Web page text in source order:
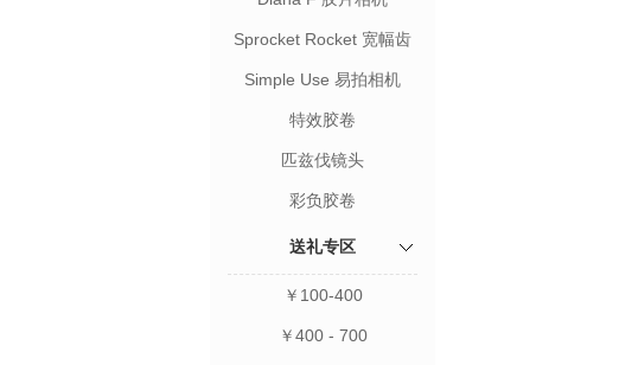
Sprocket Rocket 宽幅齿
Simple Use 易拍相机
特效胶卷
匹兹伐镜头
彩负胶卷
送礼专区
￥100-400
￥400 - 700